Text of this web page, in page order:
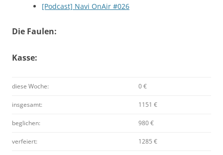
[Podcast] Navi OnAir #026
Die Faulen:
Kasse:
diese Woche: 0 €
insgesamt: 1151 €
beglichen: 980 €
verfeiert: 1285 €